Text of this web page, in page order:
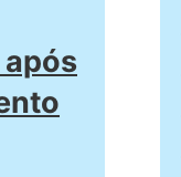
após